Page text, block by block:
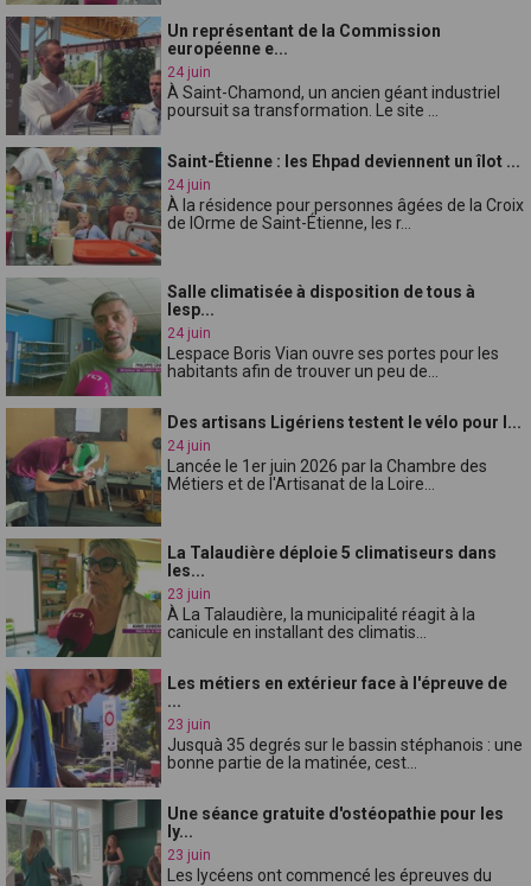
Un représentant de la Commission
européenne e...
24 juin
À Saint-Chamond, un ancien géant industriel
poursuit sa transformation. Le site ...
Saint-Étienne : les Ehpad deviennent un îlot ...
24 juin
À la résidence pour personnes âgées de la Croix
de lOrme de Saint-Étienne, les r...
Salle climatisée à disposition de tous à
lesp...
24 juin
Lespace Boris Vian ouvre ses portes pour les
habitants afin de trouver un peu de...
Des artisans Ligériens testent le vélo pour l...
24 juin
Lancée le 1er juin 2026 par la Chambre des
Métiers et de l'Artisanat de la Loire...
La Talaudière déploie 5 climatiseurs dans
les...
23 juin
À La Talaudière, la municipalité réagit à la
canicule en installant des climatis...
Les métiers en extérieur face à l'épreuve de
...
23 juin
Jusquà 35 degrés sur le bassin stéphanois : une
bonne partie de la matinée, cest...
Une séance gratuite d'ostéopathie pour les
ly...
23 juin
Les lycéens ont commencé les épreuves du